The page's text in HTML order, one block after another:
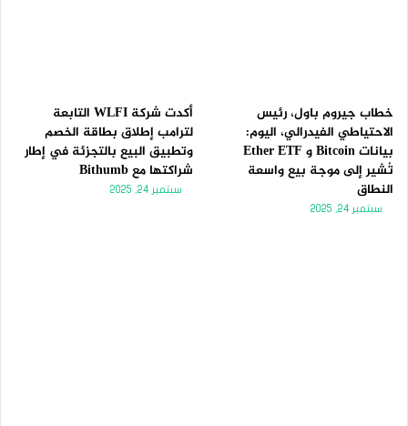
خطاب جيروم باول، رئيس
الاحتياطي الفيدرالي، اليوم:
بيانات Bitcoin و Ether ETF
تُشير إلى موجة بيع واسعة
النطاق
سبتمبر 24, 2025
أكدت شركة WLFI التابعة
لترامب إطلاق بطاقة الخصم
وتطبيق البيع بالتجزئة في إطار
شراكتها مع Bithumb
سبتمبر 24, 2025